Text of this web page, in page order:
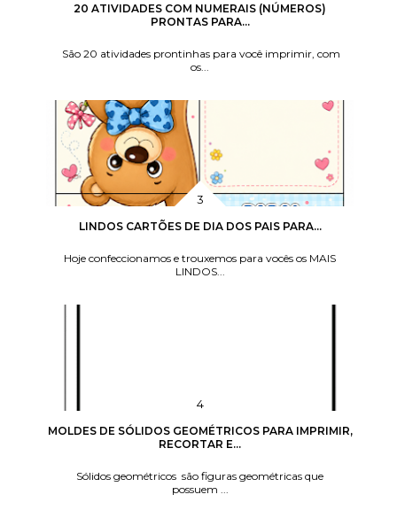
20 ATIVIDADES COM NUMERAIS (NÚMEROS)
PRONTAS PARA...
São 20 atividades prontinhas para você imprimir, com
os...
LINDOS CARTÕES DE DIA DOS PAIS PARA...
Hoje confeccionamos e trouxemos para vocês os MAIS
LINDOS...
MOLDES DE SÓLIDOS GEOMÉTRICOS PARA IMPRIMIR,
RECORTAR E...
Sólidos geométricos são figuras geométricas que
possuem ...